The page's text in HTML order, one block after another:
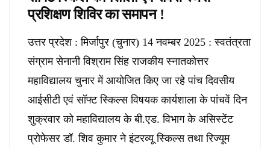
प्रशिक्षण शिविर का समापन !
उत्तर प्रदेश : मिर्जापुर (चुनार) 14 नवम्बर 2025 : स्वतंत्रता
संग्राम सेनानी विश्राम सिंह राजकीय स्नातकोत्तर
महाविद्यालय चुनार में आयोजित किए जा रहे पांच दिवसीय
आईसीटी एवं सॉफ्ट स्किल्स विषयक कार्यशाला के पांचवें दिन
शुक्रवार को महाविद्यालय के बी.एड. विभाग के असिस्टेंट
प्रोफेसर डॉ. शिव कुमार ने इंटरव्यू स्किल्स तथा रिज्यूम